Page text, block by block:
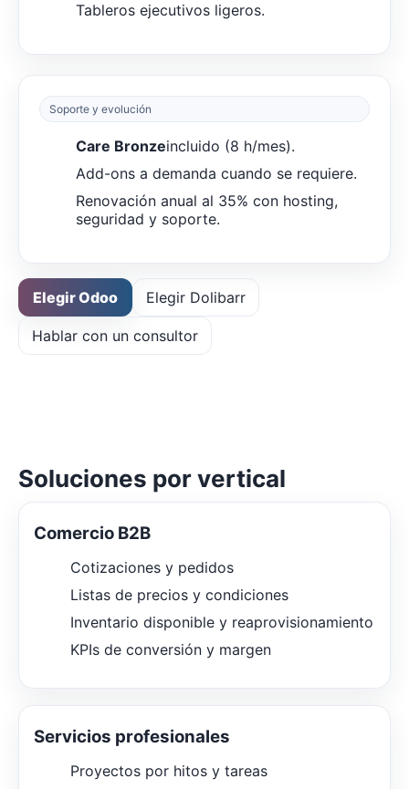
Tableros ejecutivos ligeros.
Soporte y evolución
Care Bronzeincluido (8 h/mes).
Add-ons a demanda cuando se requiere.
Renovación anual al 35% con hosting,
seguridad y soporte.
Elegir Odoo Elegir Dolibarr
Hablar con un consultor
Soluciones por vertical
Comercio B2B
Cotizaciones y pedidos
Listas de precios y condiciones
Inventario disponible y reaprovisionamiento
KPIs de conversión y margen
Servicios profesionales
Proyectos por hitos y tareas